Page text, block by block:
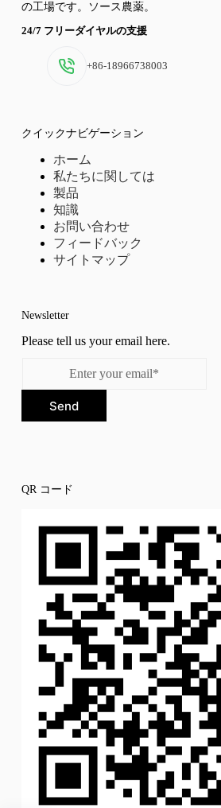
の工場です。ソース農薬。
24/7 フリーダイヤルの支援
+86-18966738003
クイックナビゲーション
ホーム
私たちに関しては
製品
知識
お問い合わせ
フィードバック
サイトマップ
Newsletter
Please tell us your email here.
Send
QR コード